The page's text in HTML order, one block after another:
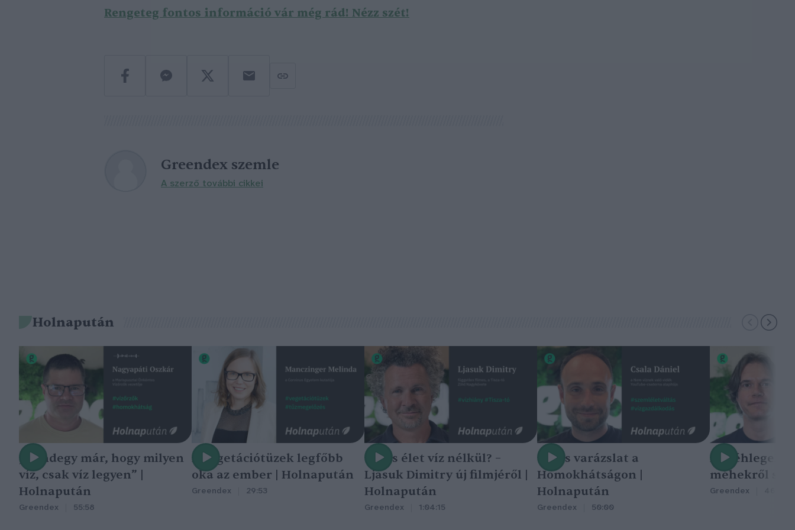
Rengeteg fontos információ vár még rád! Nézz szét!
Greendex szemle
A szerző további cikkei
Holnapután
„Mindegy már, hogy milyen
víz, csak víz legyen” |
Holnapután
Greendex 55:58
A vegetációtüzek legfőbb
oka az ember | Holnapután
Greendex 29:53
Nincs élet víz nélkül? –
Ljasuk Dimitry új filmjéről |
Holnapután
Greendex 1:04:15
Nincs varázslat a
Homokhátságon |
Holnapután
Greendex 50:00
A méhlegelő
méhekről
Greendex